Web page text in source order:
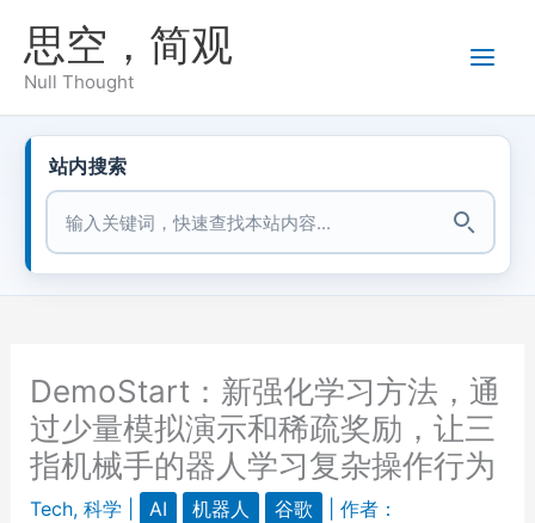
思空，简观
Null Thought
站内搜索
站内搜索
DemoStart：新强化学习方法，通
过少量模拟演示和稀疏奖励，让三
指机械手的器人学习复杂操作行为
Tech, 科学 AI 机器人 谷歌
| 作者：